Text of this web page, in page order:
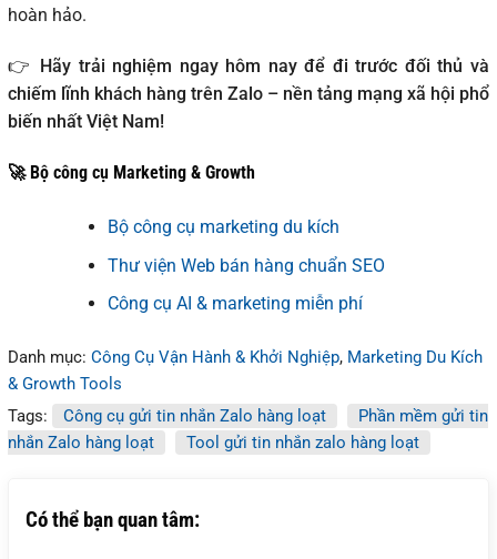
hoàn hảo.
👉
Hãy trải nghiệm ngay hôm nay để đi trước đối thủ và
chiếm lĩnh khách hàng trên Zalo – nền tảng mạng xã hội phổ
biến nhất Việt Nam!
🚀 Bộ công cụ Marketing & Growth
Bộ công cụ marketing du kích
Thư viện Web bán hàng chuẩn SEO
Công cụ AI & marketing miễn phí
Danh mục: Công Cụ Vận Hành & Khởi Nghiệp, Marketing Du Kích
& Growth Tools
Tags:
Công cụ gửi tin nhắn Zalo hàng loạt
Phần mềm gửi tin
nhắn Zalo hàng loạt
Tool gửi tin nhắn zalo hàng loạt
Có thể bạn quan tâm: